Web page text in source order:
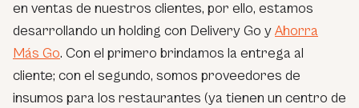
en ventas de nuestros clientes, por ello, estamos
desarrollando un holding con Delivery Go yAhorra
Más Go. Con el primero brindamos la entrega al
cliente; con el segundo, somos proveedores de
insumos para los restaurantes (ya tienen un centro de